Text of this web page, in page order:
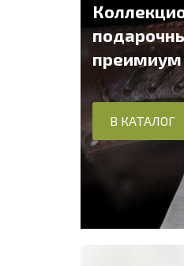
преимиум
В КАТАЛОГ